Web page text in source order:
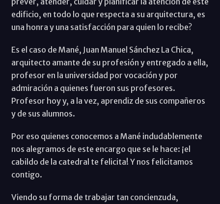
edificio, en todo lo que respecta a su arquitectura, es
una honra y una satisfacción para quien lo recibe?
Es el caso de Mané, Juan Manuel Sánchez La Chica,
arquitecto amante de su profesión y entregado a ella,
profesor en la universidad por vocación y por
admiración a quienes fueron sus profesores.
Profesor hoy y, a la vez, aprendiz de sus compañeros
y de sus alumnos.
Por eso quienes conocemos a Mané indudablemente
nos alegramos de este encargo que se le hace: ¡el
cabildo de la catedral te felicita! Y nos felicitamos
contigo.
Viendo su forma de trabajar tan concienzuda,